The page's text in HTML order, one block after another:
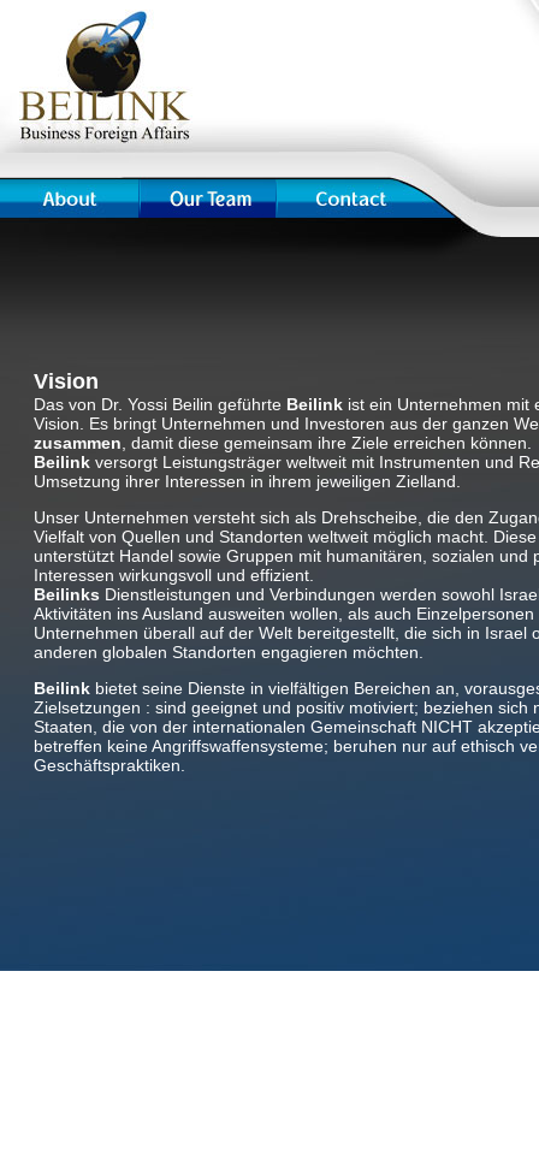
Vision
Das von Dr. Yossi Beilin geführte Beilink ist ein Unternehmen mit
Vision. Es bringt Unternehmen und Investoren aus der ganzen
zusammen , damit diese gemeinsam ihre Ziele erreichen können.
Beilink versorgt Leistungsträger weltweit mit Instrumenten und
Umsetzung ihrer Interessen in ihrem jeweiligen Zielland.
Unser Unternehmen versteht sich als Drehscheibe, die den
Vielfalt von Quellen und Standorten weltweit möglich macht.
unterstützt Handel sowie Gruppen mit humanitären, sozialen und
Interessen wirkungsvoll und effizient.
Beilinks Dienstleistungen und Verbindungen werden sowohl
Aktivitäten ins Ausland ausweiten wollen, als auch Einzelpersonen
Unternehmen überall auf der Welt bereitgestellt, die sich in Israel
anderen globalen Standorten engagieren möchten.
Beilink bietet seine Dienste in vielfältigen Bereichen an,
Zielsetzungen : sind geeignet und positiv motiviert; beziehen sich
Staaten, die von der internationalen Gemeinschaft NICHT
betreffen keine Angriffswaffensysteme; beruhen nur auf ethisch
Geschäftspraktiken.